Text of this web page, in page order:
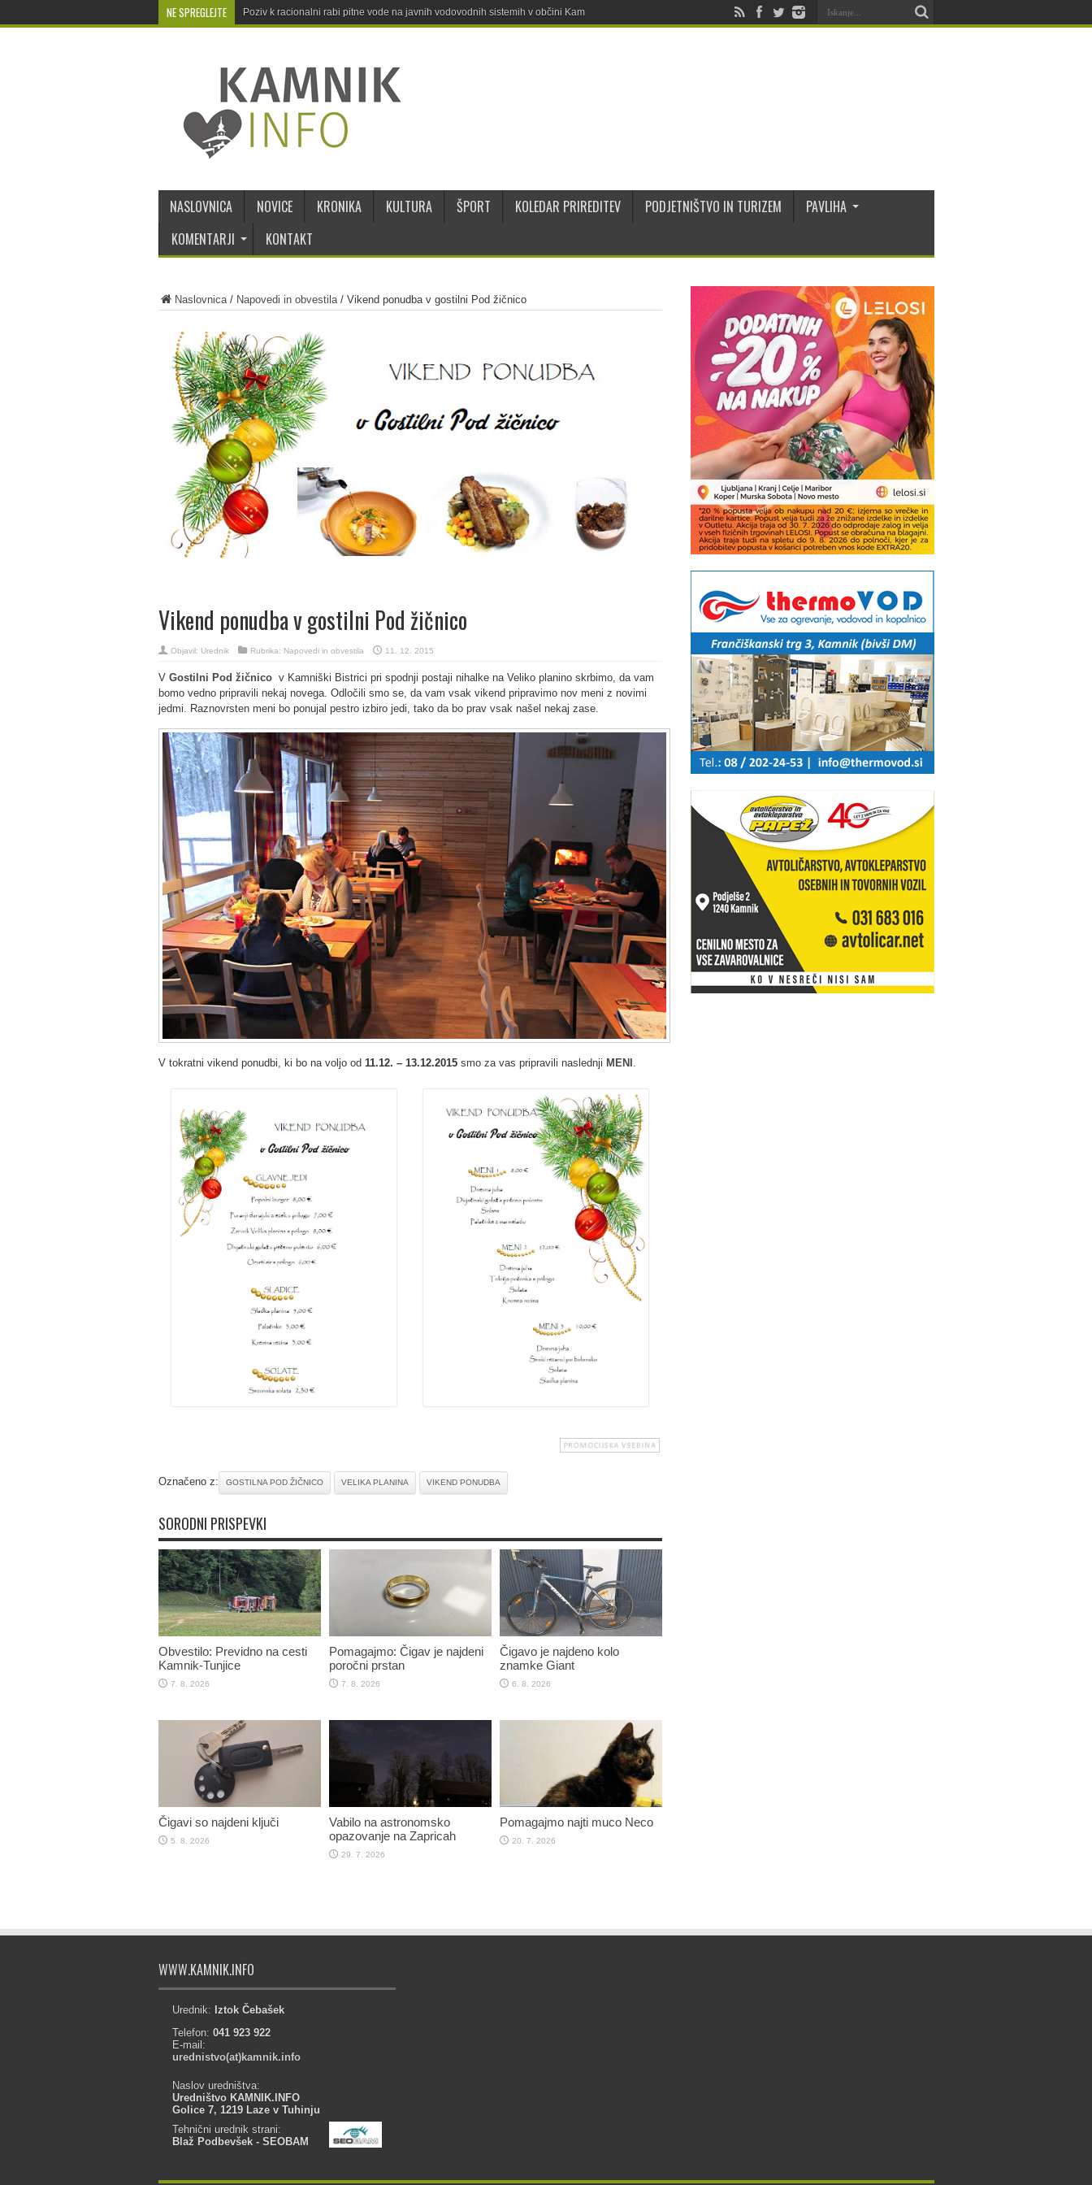
NE SPREGLEJTE Poziv k racionalni rabi pitne vode na javnih vodovodnih sistemih v občini Kamnik
NASLOVNICA NOVICE KRONIKA KULTURA ŠPORT KOLEDAR PRIREDITEV PODJETNIŠTVO IN TURIZEM
PAVLIHA
KOMENTARJI
KONTAKT
Naslovnica/ Napovedi in obvestila/ Vikend ponudba v gostilni Pod žičnico
Vikend ponudba v gostilni Pod žičnico
Objavil: Urednik Rubrika: Napovedi in obvestila 11. 12. 2015
V Gostilni Pod žičnico v Kamniški Bistrici pri spodnji postaji nihalke na Veliko planino skrbimo, da vam
bomo vedno pripravili nekaj novega. Odločili smo se, da vam vsak vikend pripravimo nov meni z novimi
jedmi. Raznovrsten meni bo ponujal pestro izbiro jedi, tako da bo prav vsak našel nekaj zase.
V tokratni vikend ponudbi, ki bo na voljo od 11.12. – 13.12.2015smo za vas pripravili naslednji MENI .
Označeno z: GOSTILNA POD ŽIČNICO VELIKA PLANINA VIKEND PONUDBA
SORODNI PRISPEVKI
Obvestilo: Previdno na cesti
Kamnik-Tunjice
7. 8. 2026
Pomagajmo: Čigav je najdeni
poročni prstan
7. 8. 2026
Čigavo je najdeno kolo
znamke Giant
6. 8. 2026
Čigavi so najdeni ključi
5. 8. 2026
Vabilo na astronomsko
opazovanje na Zapricah
29. 7. 2026
Pomagajmo najti muco Neco
20. 7. 2026
WWW.KAMNIK.INFO
Urednik: Iztok Čebašek
Telefon: 041 923 922
E-mail:
urednistvo(at)kamnik.info
Naslov uredništva:
Uredništvo KAMNIK.INFO
Golice 7, 1219 Laze v Tuhinju
Tehnični urednik strani:
Blaž Podbevšek - SEOBAM